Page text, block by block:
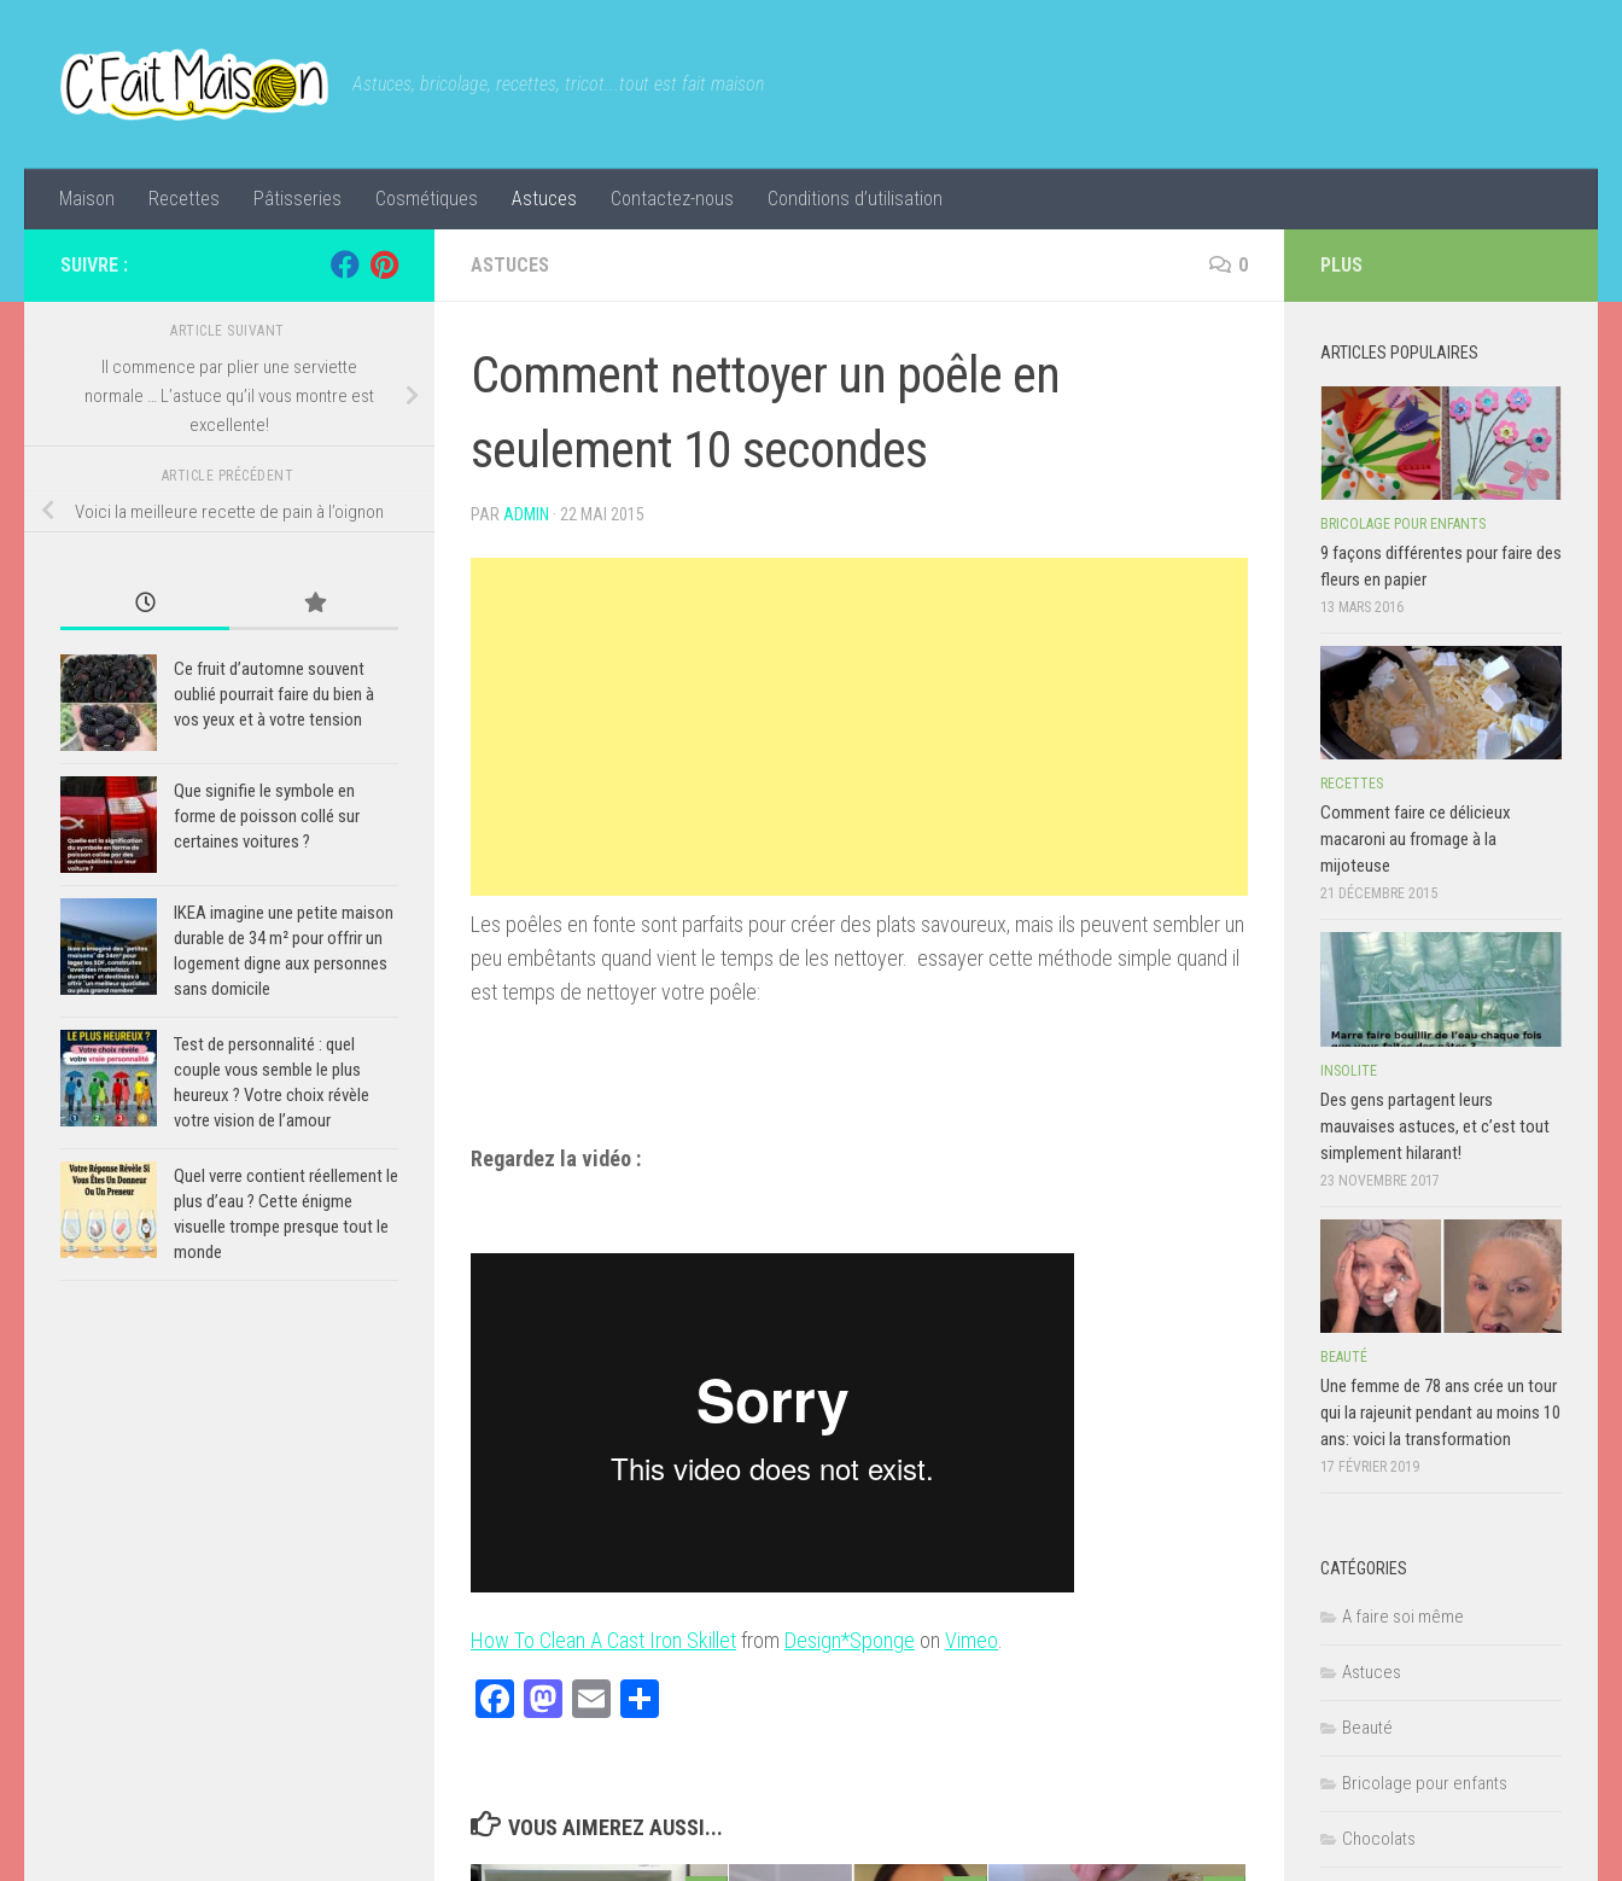
Astuces, bricolage, recettes, tricot...tout est fait maison
Maison Recettes Pâtisseries Cosmétiques Astuces Contactez-nous Conditions d’utilisation
ASTUCES 0
Comment nettoyer un poêle en
seulement 10 secondes
PAR ADMIN · 22 MAI 2015
Les poêles en fonte sont parfaits pour créer des plats savoureux, mais ils peuvent sembler un
peu embêtants quand vient le temps de les nettoyer. essayer cette méthode simple quand il
est temps de nettoyer votre poêle:
Regardez la vidéo :
How To Clean A Cast Iron Skilletfrom Design*Sponge on Vimeo
Facebook
Mastodon
Email
VOUS AIMEREZ AUSSI...
SUIVRE :
ARTICLE SUIVANT
Il commence par plier une serviette
normale … L’astuce qu’il vous montre est
excellente!
ARTICLE PRÉCÉDENT
Voici la meilleure recette de pain à l’oignon
Ce fruit d’automne souvent
oublié pourrait faire du bien à
vos yeux et à votre tension
Que signifie le symbole en
forme de poisson collé sur
certaines voitures ?
IKEA imagine une petite maison
durable de 34 m² pour offrir un
logement digne aux personnes
sans domicile
Test de personnalité : quel
couple vous semble le plus
heureux ? Votre choix révèle
votre vision de l’amour
Quel verre contient réellement le
plus d’eau ? Cette énigme
visuelle trompe presque tout le
monde
PLUS
ARTICLES POPULAIRES
BRICOLAGE POUR ENFANTS
9 façons différentes pour faire des
fleurs en papier
13 MARS 2016
RECETTES
Comment faire ce délicieux
macaroni au fromage à la
mijoteuse
21 DÉCEMBRE 2015
INSOLITE
Des gens partagent leurs
mauvaises astuces, et c’est tout
simplement hilarant!
23 NOVEMBRE 2017
BEAUTÉ
Une femme de 78 ans crée un tour
qui la rajeunit pendant au moins 10
ans: voici la transformation
17 FÉVRIER 2019
CATÉGORIES
A faire soi même
Astuces
Beauté
Bricolage pour enfants
Chocolats